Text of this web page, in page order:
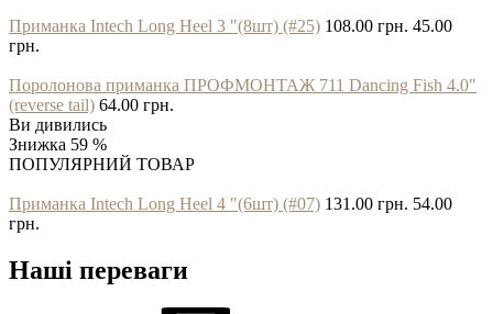
Приманка Intech Long Heel 3 "(8шт) (#25) 108.00 грн. 45.00
грн.
Поролонова приманка ПРОФМОНТАЖ 711 Dancing Fish 4.0"
(reverse tail) 64.00 грн.
Ви дивились
Знижка 59 %
ПОПУЛЯРНИЙ ТОВАР
Приманка Intech Long Heel 4 "(6шт) (#07) 131.00 грн. 54.00
грн.
Наші переваги